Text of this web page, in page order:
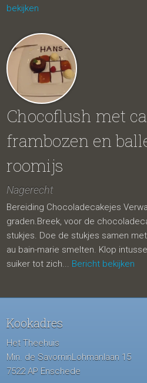
bekijken
Chocoflush met
frambozen en
roomijs
Nagerecht
Bereiding Chocoladecakejes
graden.Breek, voor de
stukjes. Doe de stukjes samen
au bain-marie smelten. Klop
suiker tot zich... Bericht bekijken
Kookadres
Het Theehuis
Min. de SavorninLohmanlaan 15
7522 AP Enschede